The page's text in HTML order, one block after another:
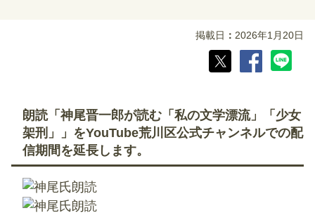
掲載日 2026年1月20日
朗読「神尾晋一郎が読む「私の文学漂流」「少女
架刑」」をYouTube荒川区公式チャンネルでの配
信期間を延長します。